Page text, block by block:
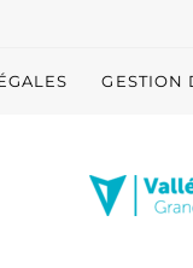
GESTION